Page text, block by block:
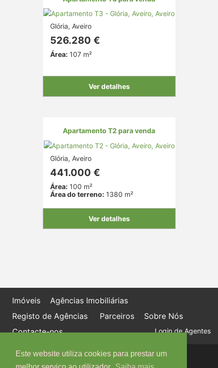
Este website utiliza cookies para prestar um
Glória, Aveiro
526.280 €
Área:107 m²
Ver detalhes
Apartamento T2 para venda
Glória, Aveiro
441.000 €
Área:100 m²
Área do terreno:1380 m²
Ver detalhes
Imóveis
Agências Imobiliárias
Registo de Agências
Parceiros
Sobre Nós
Contacte-nos
Login de Agentes
Política de proteção de dados
Livro de Reclamações online